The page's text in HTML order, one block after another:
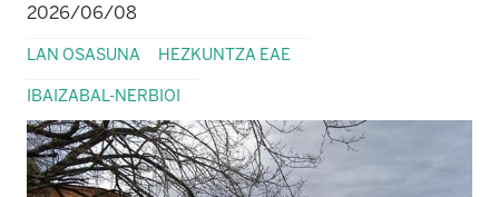
2026/06/08
LAN OSASUNA HEZKUNTZA EAE
IBAIZABAL-NERBIOI